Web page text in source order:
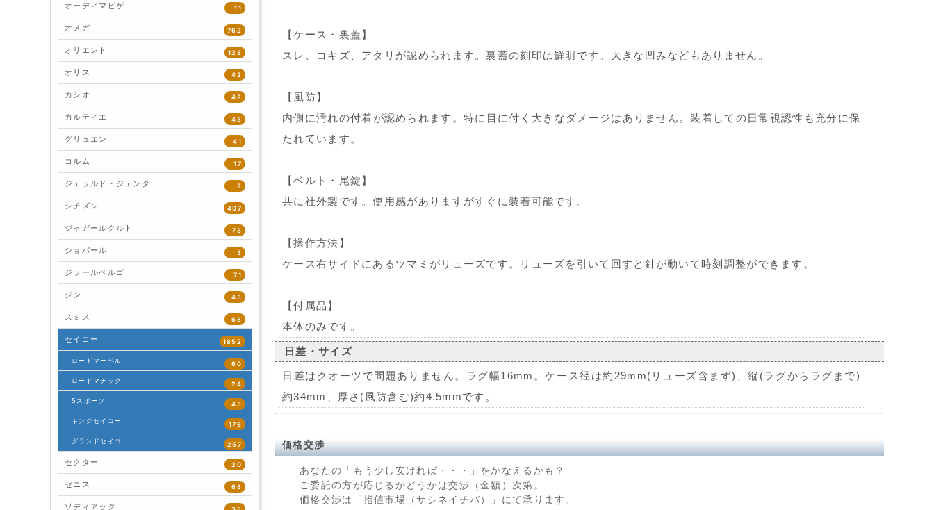
【ケース・裏蓋】
スレ、コキズ、アタリが認められます。裏蓋の刻印は鮮明です。大きな凹みなどもありません。
【風防】
内側に汚れの付着が認められます。特に目に付く大きなダメージはありません。装着しての日常視認性も充分に保
たれています。
【ベルト・尾錠】
共に社外製です。使用感がありますがすぐに装着可能です。
【操作方法】
ケース右サイドにあるツマミがリューズです。リューズを引いて回すと針が動いて時刻調整ができます。
【付属品】
本体のみです。
日差・サイズ
日差はクオーツで問題ありません。ラグ幅16mm。ケース径は約29mm(リューズ含まず)、縦(ラグからラグまで)
約34mm、厚さ(風防含む)約4.5mmです。
価格交渉
あなたの「もう少し安ければ・・・」をかなえるかも？
ご委託の方が応じるかどうかは交渉（金額）次第。
価格交渉は「指値市場（サシネイチバ）」にて承ります。
オーディマピゲ 11
オメガ 762
オリエント 128
オリス 42
カシオ 42
カルティエ 43
グリュエン 41
コルム 17
ジェラルド・ジェンタ 2
シチズン 407
ジャガールクルト 78
ショパール 3
ジラールペルゴ 71
ジン 43
スミス 68
セイコー 1852
ロードマーベル 60
ロードマチック 24
5スポーツ 43
キングセイコー 176
グランドセイコー 257
セクター 20
ゼニス 68
ゾディアック